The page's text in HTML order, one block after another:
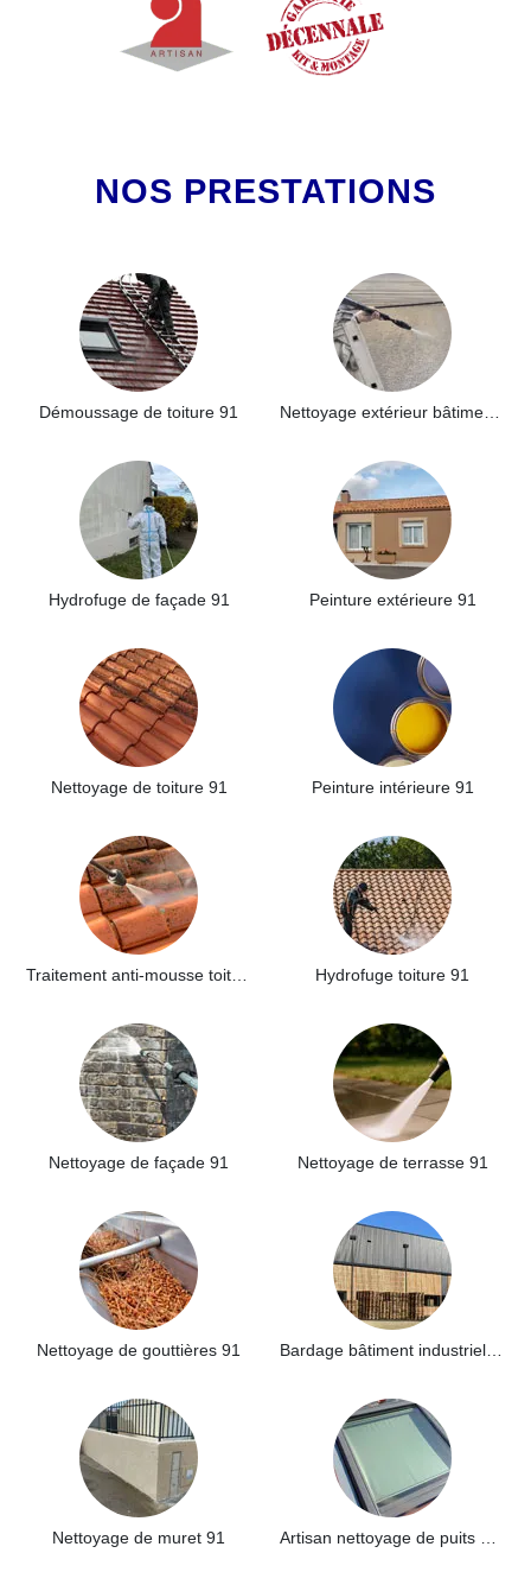
NOS PRESTATIONS
Démoussage de toiture 91
Hydrofuge de façade 91 Peinture extérieure 91
Nettoyage de toiture 91 Peinture intérieure 91
Hydrofuge toiture 91
Nettoyage de façade 91 Nettoyage de terrasse 91
Nettoyage de gouttières 91
Nettoyage de muret 91